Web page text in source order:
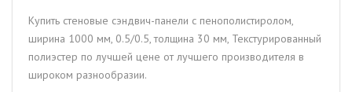
0.5/0.5,
толщина
Купить стеновые сэндвич-панели с пенополистиролом,
ширина 1000 мм, 0.5/0.5, толщина 30 мм, Текстурированный
полиэстер по лучшей цене от лучшего производителя в
широком разнообразии.